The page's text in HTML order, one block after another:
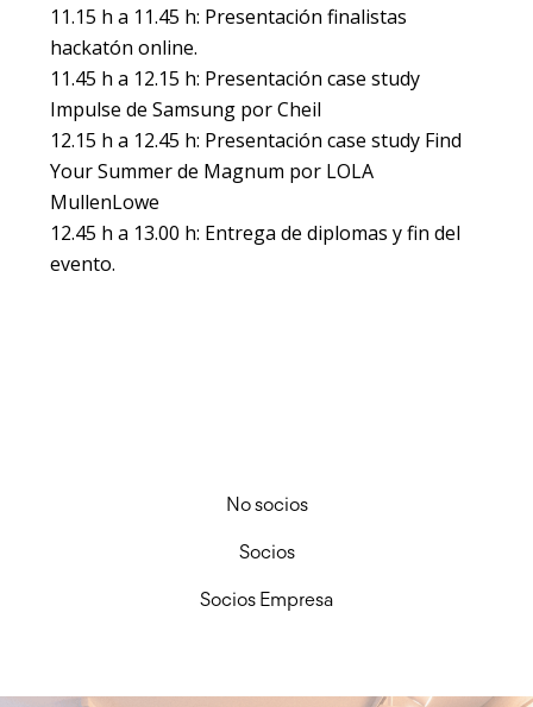
11.15 h a 11.45 h: Presentación finalistas
hackatón online.
11.45 h a 12.15 h: Presentación case study
Impulse de Samsung por Cheil
12.15 h a 12.45 h: Presentación case study Find
Your Summer de Magnum por LOLA
MullenLowe
12.45 h a 13.00 h: Entrega de diplomas y fin del
evento.
No socios
Socios
Socios Empresa